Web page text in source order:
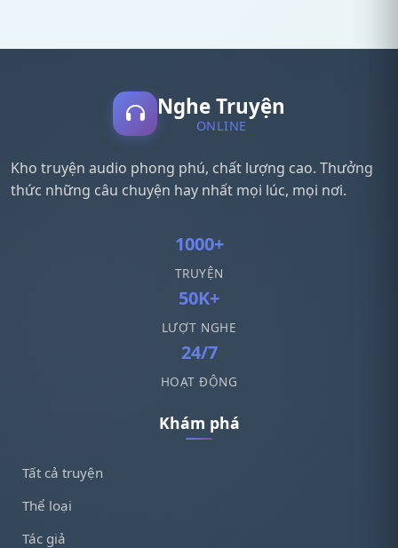
Nghe Truyện
ONLINE
Kho truyện audio phong phú, chất lượng cao. Thưởng
thức những câu chuyện hay nhất mọi lúc, mọi nơi.
1000+
TRUYỆN
50K+
LƯỢT NGHE
24/7
HOẠT ĐỘNG
Khám phá
Tất cả truyện
Thể loại
Tác giả